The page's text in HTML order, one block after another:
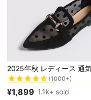
#4 ベストセラー
(1000+)
#4 ベストセラー
(1000+)
#4 ベストセラー
(1000+)
#4 ベストセラー
¥1,899 1.1k+ sold